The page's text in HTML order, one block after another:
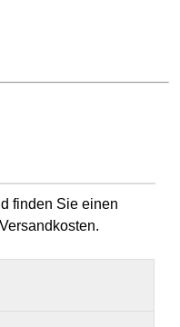
finden Sie einen